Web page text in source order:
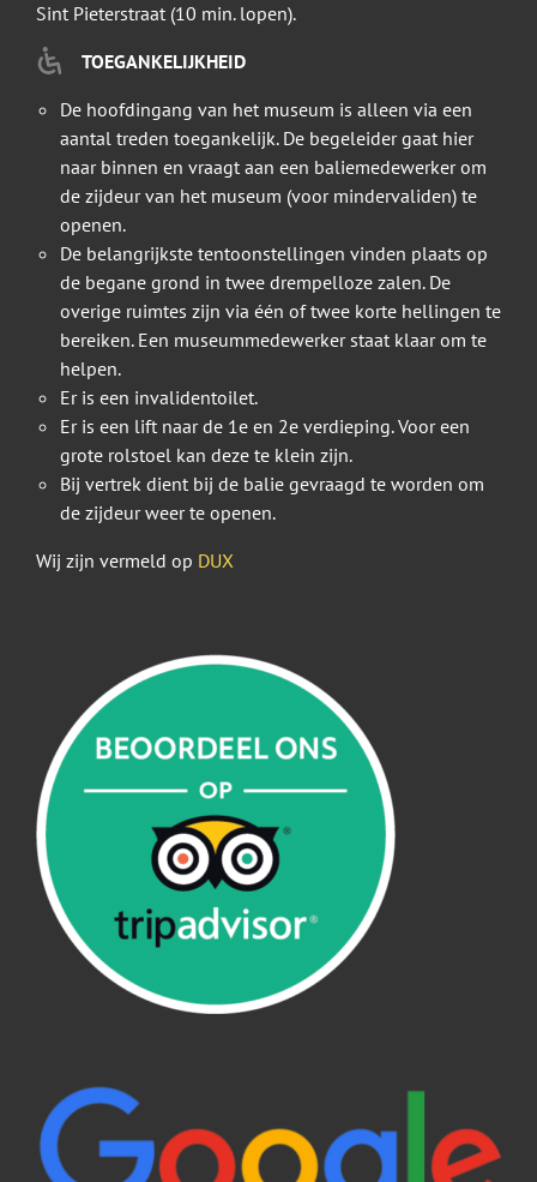
Sint Pieterstraat (10 min. lopen).
TOEGANKELIJKHEID
De hoofdingang van het museum is alleen via een
aantal treden toegankelijk. De begeleider gaat hier
naar binnen en vraagt aan een baliemedewerker om
de zijdeur van het museum (voor mindervaliden) te
openen.
De belangrijkste tentoonstellingen vinden plaats op
de begane grond in twee drempelloze zalen. De
overige ruimtes zijn via één of twee korte hellingen te
bereiken. Een museummedewerker staat klaar om te
helpen.
Er is een invalidentoilet.
Er is een lift naar de 1e en 2e verdieping. Voor een
grote rolstoel kan deze te klein zijn.
Bij vertrek dient bij de balie gevraagd te worden om
de zijdeur weer te openen.
Wij zijn vermeld op DUX